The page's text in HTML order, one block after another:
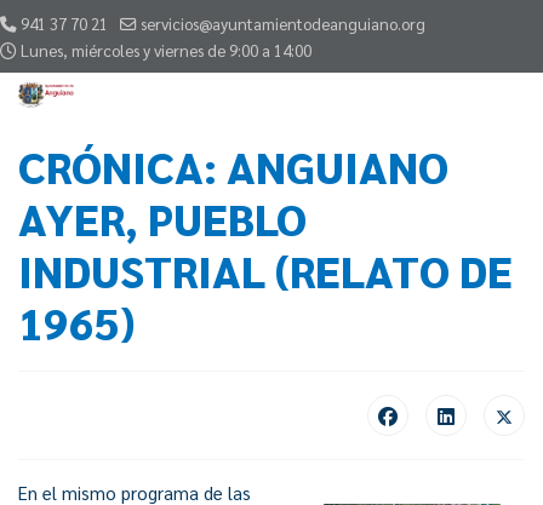
941 37 70 21
servicios@ayuntamientodeanguiano.org
Lunes, miércoles y viernes de 9:00 a 14:00
CRÓNICA: ANGUIANO
AYER, PUEBLO
INDUSTRIAL (RELATO DE
1965)
En el mismo programa de las